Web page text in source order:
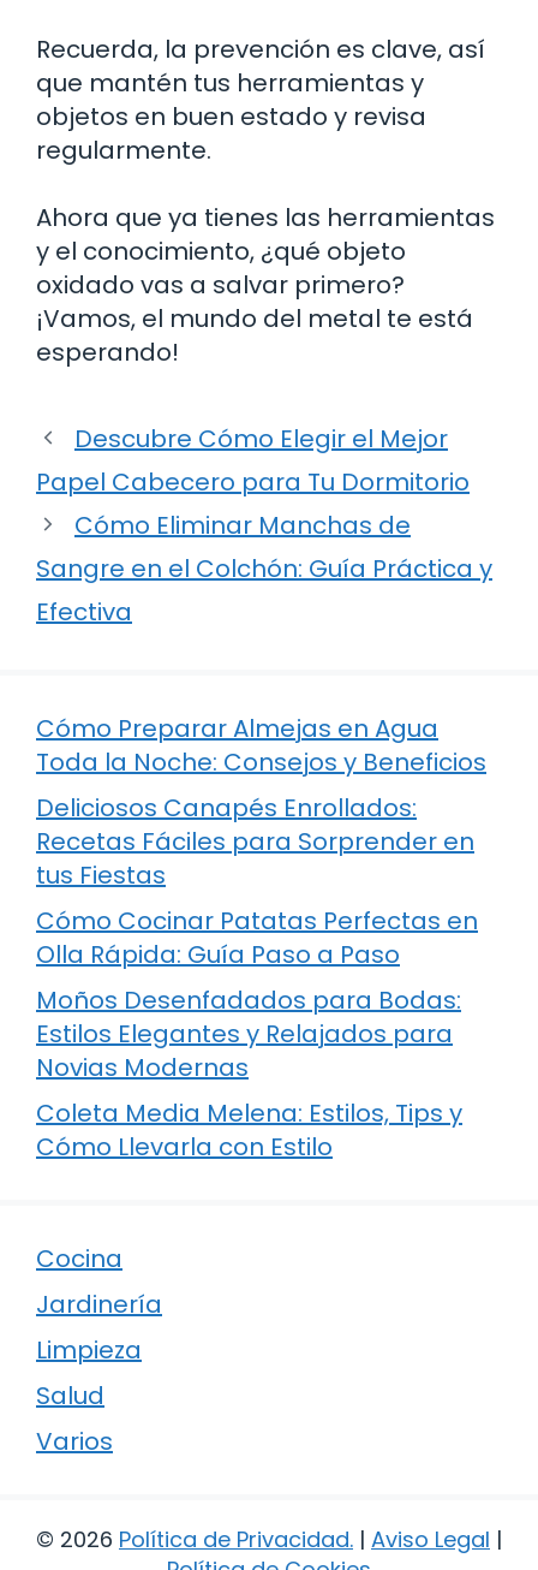
Recuerda, la prevención es clave, así
que mantén tus herramientas y
objetos en buen estado y revisa
regularmente.
Ahora que ya tienes las herramientas
y el conocimiento, ¿qué objeto
oxidado vas a salvar primero?
¡Vamos, el mundo del metal te está
esperando!
Descubre Cómo Elegir el Mejor
Papel Cabecero para Tu Dormitorio
Cómo Eliminar Manchas de
Sangre en el Colchón: Guía Práctica y
Efectiva
Cómo Preparar Almejas en Agua
Toda la Noche: Consejos y Beneficios
Deliciosos Canapés Enrollados:
Recetas Fáciles para Sorprender en
tus Fiestas
Cómo Cocinar Patatas Perfectas en
Olla Rápida: Guía Paso a Paso
Moños Desenfadados para Bodas:
Estilos Elegantes y Relajados para
Novias Modernas
Coleta Media Melena: Estilos, Tips y
Cómo Llevarla con Estilo
Cocina
Jardinería
Limpieza
Salud
Varios
© 2026 Política de Privacidad. | Aviso Legal |